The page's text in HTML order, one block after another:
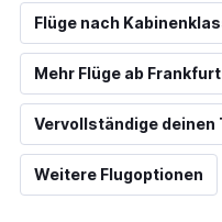
Flüge nach
Mehr Flüge ab
Vervollständige deinen
Weitere Flugoptionen